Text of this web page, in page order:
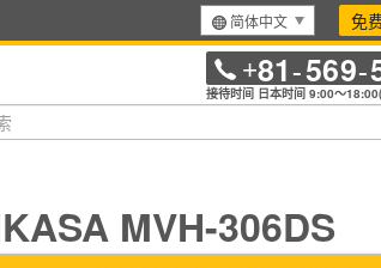
简体中文 免
+81-569-
接待时间 日本时间 9:00～
MVH-306DS